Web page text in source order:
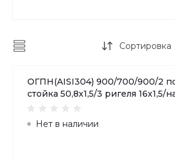
Сортировка
ОГПН(AISI304) 900/700/900/2
стойка 50,8х1,5/3 ригеля 16х1,5/
Нет в наличии